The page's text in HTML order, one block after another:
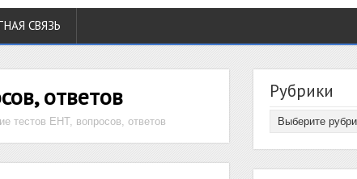
СВЯЗЬ
ответов
тестов ЕНТ, вопросов, ответов
Рубрики